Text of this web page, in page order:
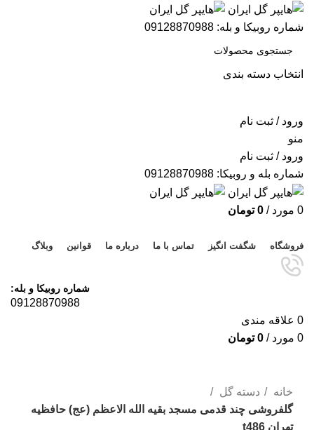
شماره روبیکا و بله: 09128870988
انتخاب دسته بندی
ورود / ثبت نام
منو
ورود / ثبت نام
شماره بله و روبیکا: 09128870988
0 مورد /
0 تومان
فروشگاه شگفت انگیز تماس با ما درباره ما قوانین وبلاگ
شماره روبیکا و بله:
09128870988
0 علاقه مندی
0 مورد /
0 تومان
خانه
دسته گل
گلفروشی چند قدمی مسجد بقیه الله الاعظم (عج) حافظیه
تهران t486